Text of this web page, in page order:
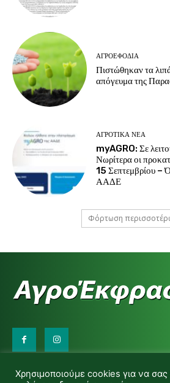
ΑΓΡΟΕΦΌΔΙΑ
Πιστώθηκαν τα
απόγευμα της
ΑΓΡΟΤΙΚΆ ΝΈΑ
myAGRO: Σε
Νωρίτερα οι
15 Σεπτεμβρίου –
ΑΑΔΕ
Φόρτωση
d.makas@yahoo.gr
Χρησιμοποιούμε cookies για να